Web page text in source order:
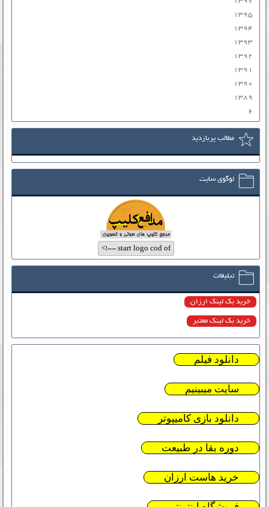
۱۳۹۵
۱۳۹۴
۱۳۹۳
۱۳۹۲
۱۳۹۱
۱۳۹۰
۱۳۸۹
۶
مطالب پربازدید
لوگوی سایت
تبلیغات
خرید بک لینک ارزان
خرید بک لینک معتبر
دانلود فیلم
سایت میبینیم
دانلود بازی کامیپوتر
دوره بقا در طبیعت
خرید هاست ارزان